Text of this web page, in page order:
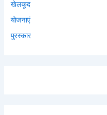
खेलकूद
योजनाएं
पुरस्कार